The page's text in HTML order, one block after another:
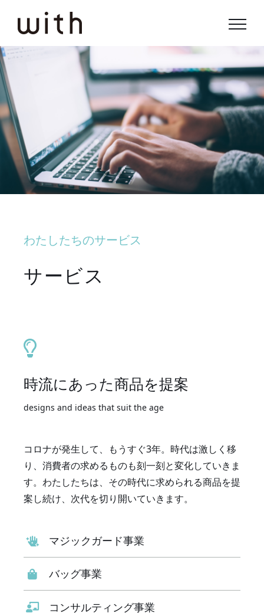
わたしたちのサービス
サービス
時流にあった商品を提案
designs and ideas that suit the age
コロナが発生して、もうすぐ3年。時代は激しく移
り、消費者の求めるものも刻一刻と変化していきま
す。わたしたちは、その時代に求められる商品を提
案し続け、次代を切り開いていきます。
マジックガード事業
バッグ事業
コンサルティング事業